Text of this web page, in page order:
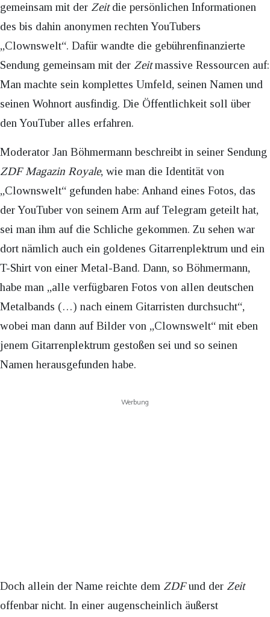
gemeinsam mit der Zeitdie persönlichen Informationen
des bis dahin anonymen rechten YouTubers
„Clownswelt“. Dafür wandte die gebührenfinanzierte
Sendung gemeinsam mit der Zeitmassive Ressourcen auf:
Man machte sein komplettes Umfeld, seinen Namen und
seinen Wohnort ausfindig. Die Öffentlichkeit soll über
den YouTuber alles erfahren.
Moderator Jan Böhmermann beschreibt in seiner Sendung
ZDF Magazin Royale, wie man die Identität von
„Clownswelt“ gefunden habe: Anhand eines Fotos, das
der YouTuber von seinem Arm auf Telegram geteilt hat,
sei man ihm auf die Schliche gekommen. Zu sehen war
dort nämlich auch ein goldenes Gitarrenplektrum und ein
T-Shirt von einer Metal-Band. Dann, so Böhmermann,
habe man „alle verfügbaren Fotos von allen deutschen
Metalbands (…) nach einem Gitarristen durchsucht“,
wobei man dann auf Bilder von „Clownswelt“ mit eben
jenem Gitarrenplektrum gestoßen sei und so seinen
Namen herausgefunden habe.
Werbung
Doch allein der Name reichte dem ZDFund der Zeit
offenbar nicht. In einer augenscheinlich äußerst